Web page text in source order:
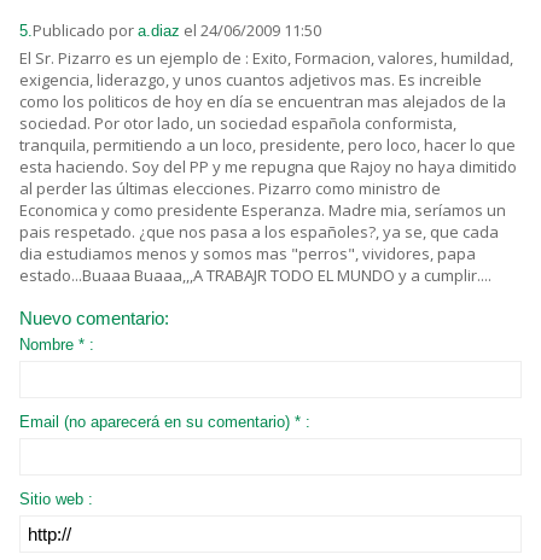
5.Publicado por a.diaz el 24/06/2009 11:50
El Sr. Pizarro es un ejemplo de : Exito, Formacion, valores, humildad,
exigencia, liderazgo, y unos cuantos adjetivos mas. Es increible
como los politicos de hoy en día se encuentran mas alejados de la
sociedad. Por otor lado, un sociedad española conformista,
tranquila, permitiendo a un loco, presidente, pero loco, hacer lo que
esta haciendo. Soy del PP y me repugna que Rajoy no haya dimitido
al perder las últimas elecciones. Pizarro como ministro de
Economica y como presidente Esperanza. Madre mia, seríamos un
pais respetado. ¿que nos pasa a los españoles?, ya se, que cada
dia estudiamos menos y somos mas "perros", vividores, papa
estado...Buaaa Buaaa,,,A TRABAJR TODO EL MUNDO y a cumplir....
Nuevo comentario:
Nombre * :
Email (no aparecerá en su comentario) * :
Sitio web :